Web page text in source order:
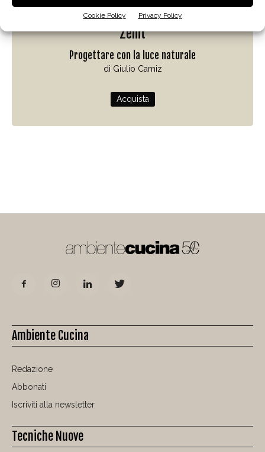
Cookie Policy Privacy Policy
Zenit
Progettare con la luce naturale
di Giulio Camiz
Acquista
Ambiente Cucina
Redazione
Abbonati
Iscriviti alla newsletter
Tecniche Nuove